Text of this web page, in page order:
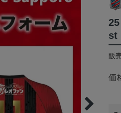
st
販
価